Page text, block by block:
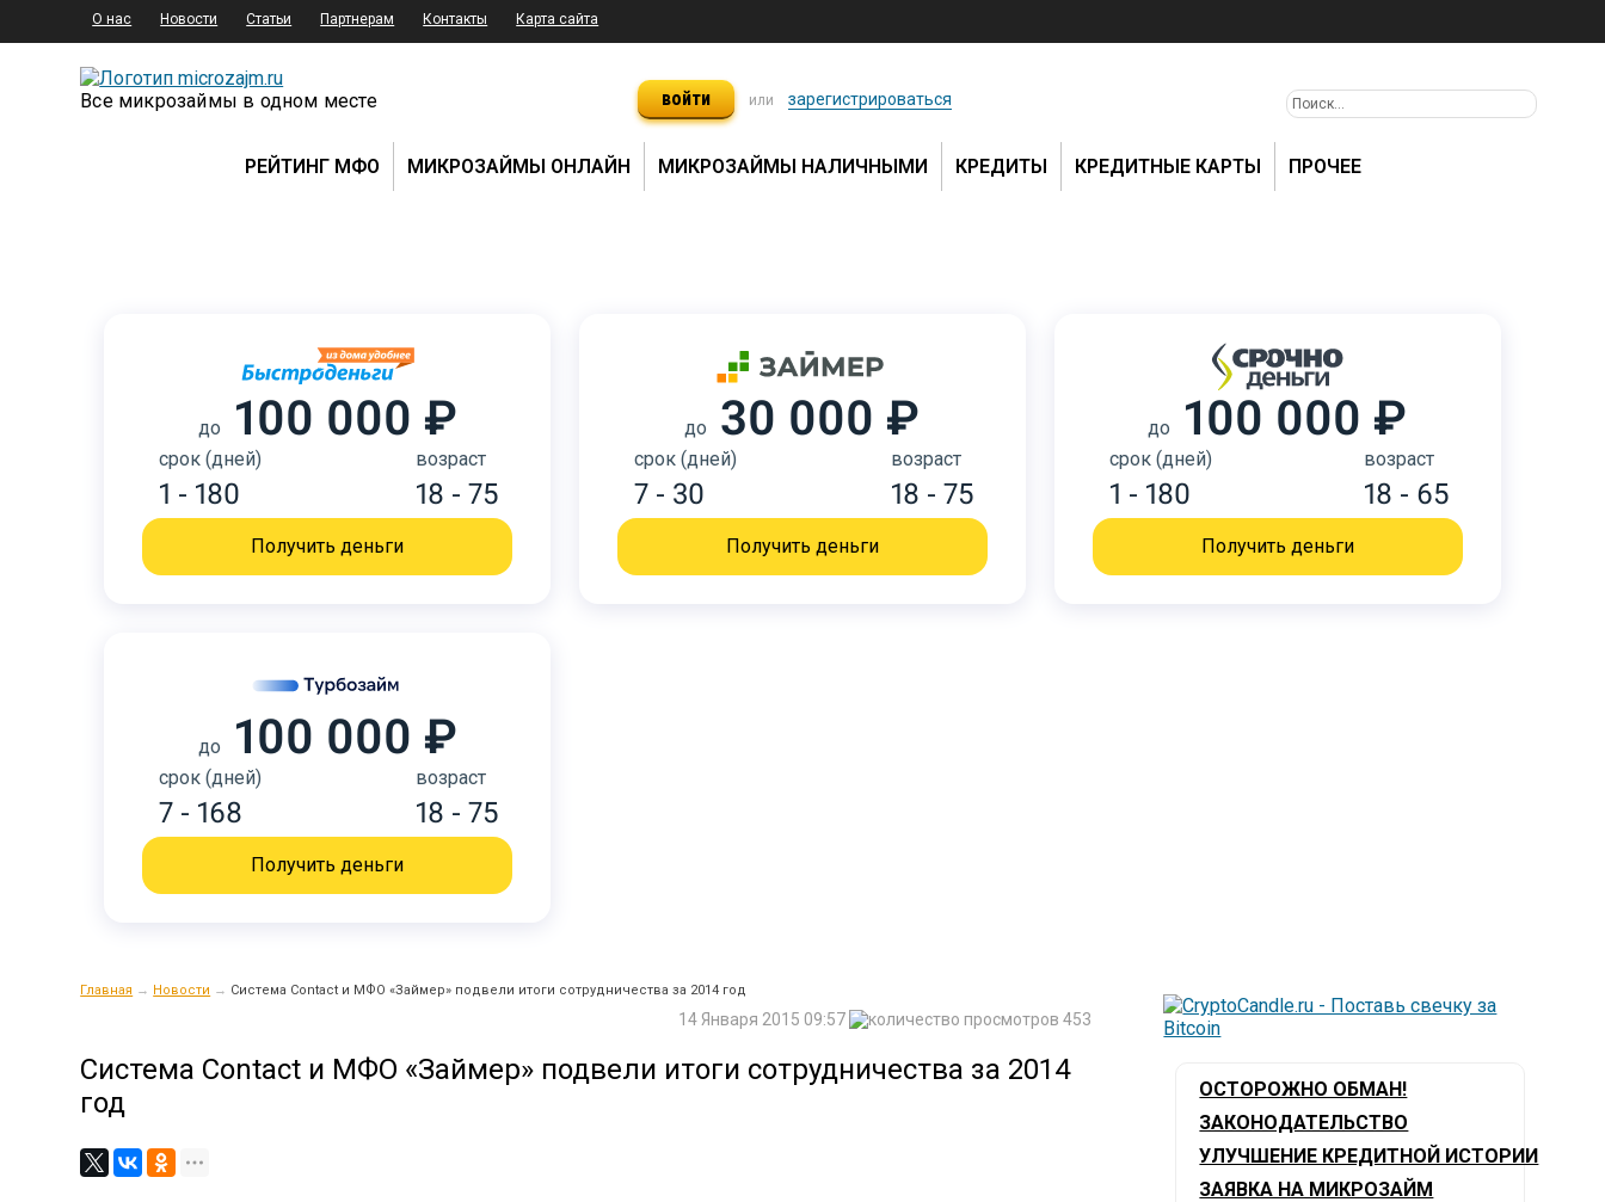
О нас Новости Статьи Партнерам Контакты Карта сайта
Все микрозаймы в одном месте войти или зарегистрироваться
РЕЙТИНГ МФО МИКРОЗАЙМЫ ОНЛАЙН МИКРОЗАЙМЫ НАЛИЧНЫМИ КРЕДИТЫ КРЕДИТНЫЕ КАРТЫ ПРОЧЕЕ
до 100 000 ₽
срок (дней)
1 - 180
возраст
18 - 75
Получить деньги
до 30 000 ₽
срок (дней)
7 - 30
возраст
18 - 75
Получить деньги
до 100 000 ₽
срок (дней)
1 - 180
возраст
18 - 65
Получить деньги
до 100 000 ₽
срок (дней)
7 - 168
возраст
18 - 75
Получить деньги
Главная → Новости → Система Contact и МФО «Займер» подвели итоги сотрудничества за 2014 год
453
14 Января 2015 09:57
Система Contact и МФО «Займер» подвели итоги сотрудничества за 2014
год
ОСТОРОЖНО ОБМАН!
ЗАКОНОДАТЕЛЬСТВО
УЛУЧШЕНИЕ КРЕДИТНОЙ ИСТОРИИ
ЗАЯВКА НА МИКРОЗАЙМ